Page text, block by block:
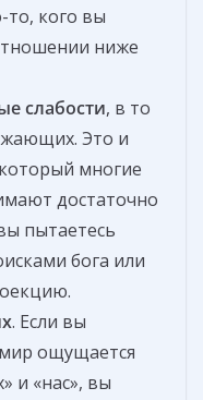
то, кого вы
ниже
слабости, в то
Это и
многие
достаточно
пытаетесь
бога или
. Если вы
ощущается
и «нас», вы